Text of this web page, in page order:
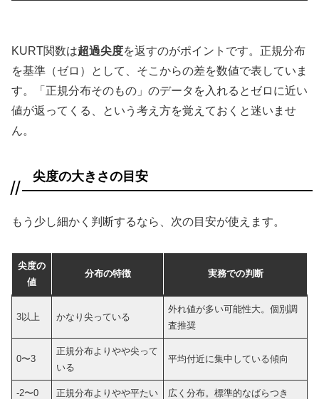
KURT関数は超過尖度を返すのがポイントです。正規分布
を基準（ゼロ）として、そこからの差を数値で表していま
す。「正規分布そのもの」のデータを入れるとゼロに近い
値が返ってくる、という考え方を覚えておくと迷いませ
ん。
尖度の大きさの目安
もう少し細かく判断するなら、次の目安が使えます。
尖度の
値
分布の特徴 実務での判断
3以上 かなり尖っている
外れ値が多い可能性大。個別調
査推奨
0〜3
正規分布よりやや尖って
いる
平均付近に集中している傾向
-2〜0 正規分布よりやや平たい 広く分布。標準的なばらつき